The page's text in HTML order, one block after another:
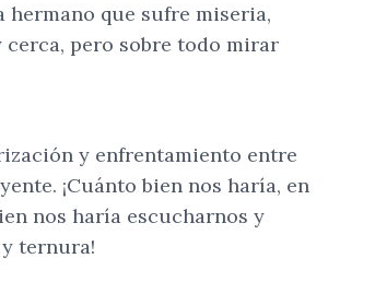
que sufre miseria,
pero sobre todo mirar
y enfrentamiento entre
¡Cuánto bien nos haría, en
nos haría escucharnos y
ternura!